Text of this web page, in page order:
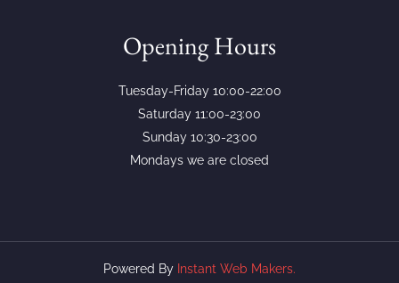
Opening Hours
Tuesday-Friday 10:00-22:00
Saturday 11:00-23:00
Sunday 10:30-23:00
Mondays we are closed
Powered By Instant Web Makers.